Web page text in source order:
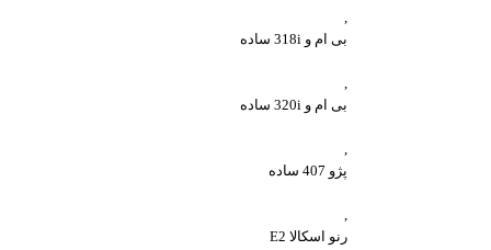
,
بی ام و 318i ساده
,
بی ام و 320i ساده
,
پژو 407 ساده
,
رنو اسکالا E2